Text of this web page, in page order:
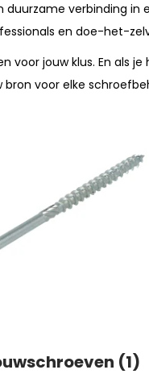
verbinding in
en doe-het-
jouw klus. En als
bron voor elke
(1)